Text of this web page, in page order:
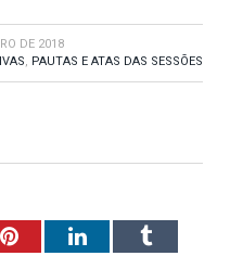
DE 2018
, PAUTAS E ATAS DAS SESSÕES
PinterestLinkedInTumblr